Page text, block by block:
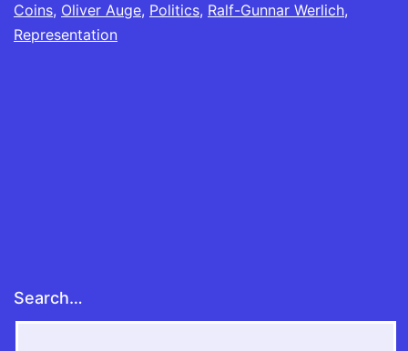
Coins, Oliver Auge, Politics, Ralf-Gunnar Werlich,
Representation
Search…